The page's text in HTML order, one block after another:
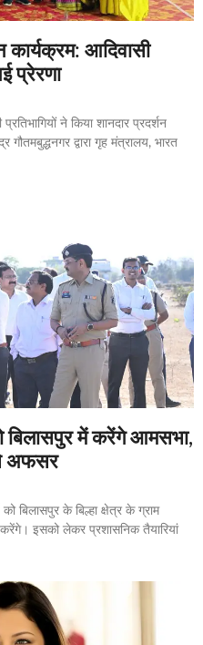
आदिवासी
प्रेरणा
ने किया शानदार प्रदर्शन
द्वारा गृह मंत्रालय, भारत
बिलासपुर में करेंगे आमसभा,
अफसर
बिलासपुर के बिल्हा क्षेत्र के ग्राम
इसको लेकर प्रशासनिक तैयारियां